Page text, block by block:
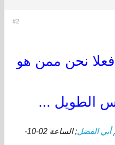
#2
نحن ممن هو
الطويل ...
أبي الفضل; الساعة
02-10-